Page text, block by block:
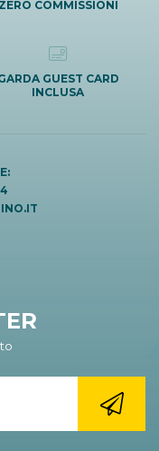
ZERO COMMISSIONI
GUEST CARD
INCLUSA